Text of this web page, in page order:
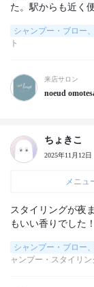
た。駅からも近く
シャンプー・ブロー
ト
来店サロン
noeud
ちょきこ
2025年11月12日
メニュ
スタイリングが夜
もいい香りでした！
シャンプー・ブロー
ャンプー・スタイリン